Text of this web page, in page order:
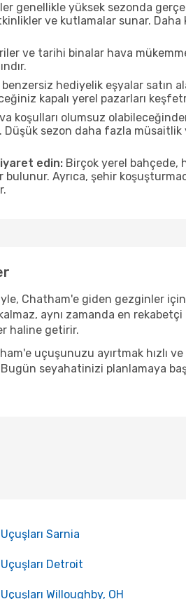
genellikle yüksek sezonda
ve kutlamalar sunar.
ve tarihi binalar hava
benzersiz hediyelik eşyalar satın
kapalı yerel pazarları
koşulları olumsuz
sezon daha fazla
edin: Birçok yerel bahçede,
Ayrıca, şehir
Chatham'e giden gezginler
aynı zamanda en
haline getirir.
uçuşunuzu ayırtmak hızlı
seyahatinizi planlamaya
Uçuşları Sarnia
Uçuşları Detroit
Uçuşları Willoughby, OH